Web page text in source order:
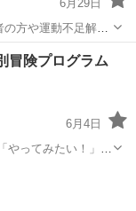
6月29日
ことをしたい方是
冒険プログラム
6月4日